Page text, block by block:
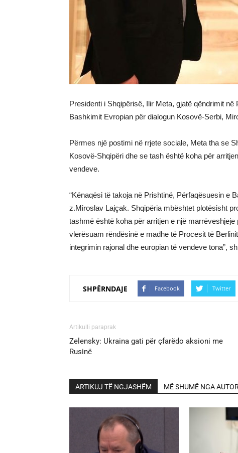
Presidenti i Shqipërisë, Ilir Meta, gjatë qëndrimit
Bashkimit Evropian për dialogun Kosovë-Serbi,
Përmes një postimi në rrjete sociale, Meta tha se
Kosovë-Shqipëri dhe se tash është koha për
vendeve.
“Kënaqësi të takoja në Prishtinë, Përfaqësuesin e
z.Miroslav Lajçak. Shqipëria mbështet plotësisht
tashmë është koha për arritjen e një
vlerësuam rëndësinë e madhe të Procesit të
integrimin rajonal dhe europian të vendeve tona”,
SHPËRNDAJE Facebook Twitter
Artikulli paraprak
Zelensky: Ukraina gati për çfarëdo aksioni me
Rusinë
ARTIKUJ TË NGJASHËM MË SHUMË NGA